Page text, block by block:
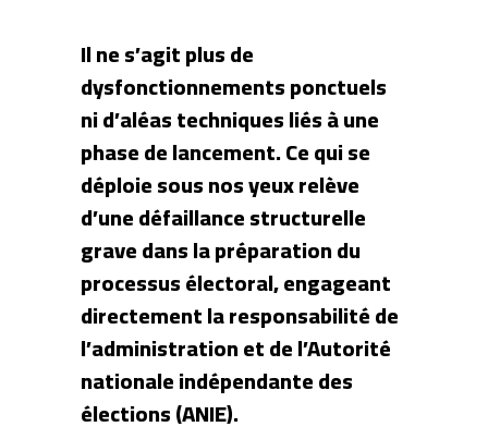
Il ne s’agit plus de
dysfonctionnements ponctuels
ni d’aléas techniques liés à une
phase de lancement. Ce qui se
déploie sous nos yeux relève
d’une défaillance structurelle
grave dans la préparation du
processus électoral, engageant
directement la responsabilité de
l’administration et de l’Autorité
nationale indépendante des
élections (ANIE).